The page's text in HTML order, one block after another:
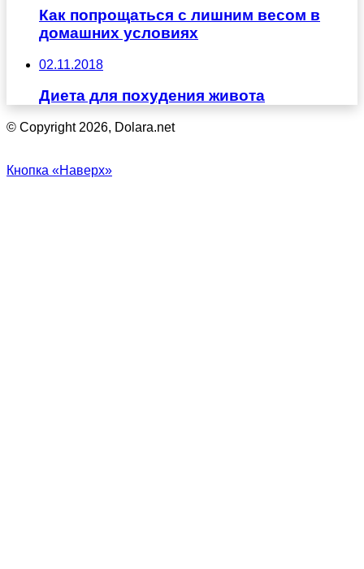
Как попрощаться с лишним весом в
домашних условиях
02.11.2018
Диета для похудения живота
© Copyright 2026, Dolara.net
Кнопка «Наверх»